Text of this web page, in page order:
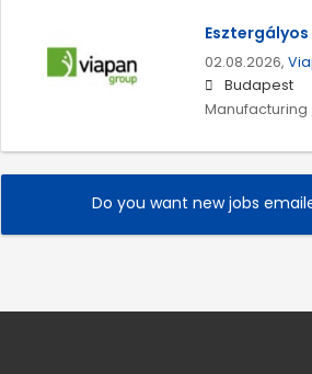
02.08.2026,
Budapest
Manufacturing
Do you want new jobs